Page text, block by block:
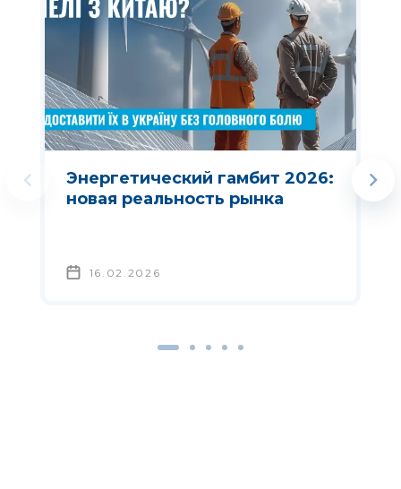
Энергетический гамбит 2026:
новая реальность рынка
16.02.2026